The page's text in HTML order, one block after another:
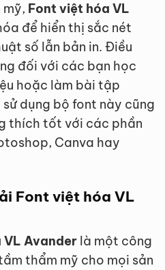
mỹ, Font việt hóa VL
để hiển thị sắc nét
số lẫn bản in. Điều
đối với các bạn học
hoặc làm bài tập
dụng bộ font này cũng
thích tốt với các phần
Canva hay
Font việt hóa VL
VL Avander là một công
thẩm mỹ cho mọi sản